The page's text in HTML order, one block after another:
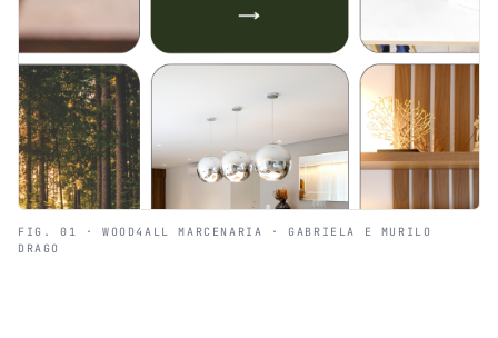
FIG. 01 · WOOD4ALL MARCENARIA · GABRIELA E MURILO
DRAGO